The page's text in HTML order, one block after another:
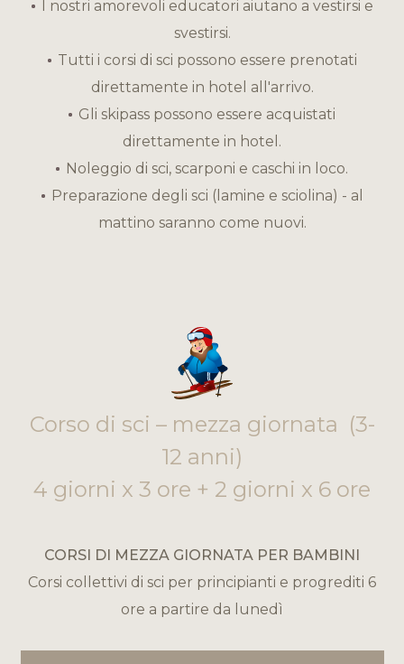
I nostri amorevoli educatori aiutano a vestirsi e
svestirsi.
Tutti i corsi di sci possono essere prenotati
direttamente in hotel all'arrivo.
Gli skipass possono essere acquistati
direttamente in hotel.
Noleggio di sci, scarponi e caschi in loco.
Preparazione degli sci (lamine e sciolina) - al
mattino saranno come nuovi.
Corso di sci – mezza giornata (3-
12 anni)
4 giorni x 3 ore + 2 giorni x 6 ore
CORSI DI MEZZA GIORNATA PER BAMBINI
Corsi collettivi di sci per principianti e progrediti 6
ore a partire da lunedì